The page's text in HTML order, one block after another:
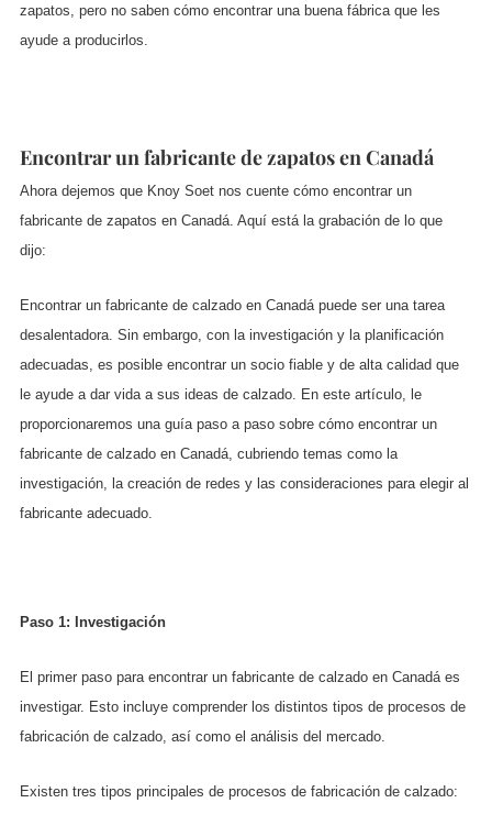
zapatos, pero no saben cómo encontrar una buena fábrica que les
ayude a producirlos.
Encontrar un fabricante de zapatos en Canadá
Ahora dejemos que Knoy Soet nos cuente cómo encontrar un
fabricante de zapatos en Canadá. Aquí está la grabación de lo que
dijo:
Encontrar un fabricante de calzado en Canadá puede ser una tarea
desalentadora. Sin embargo, con la investigación y la planificación
adecuadas, es posible encontrar un socio fiable y de alta calidad que
le ayude a dar vida a sus ideas de calzado. En este artículo, le
proporcionaremos una guía paso a paso sobre cómo encontrar un
fabricante de calzado en Canadá, cubriendo temas como la
investigación, la creación de redes y las consideraciones para elegir al
fabricante adecuado.
Paso 1: Investigación
El primer paso para encontrar un fabricante de calzado en Canadá es
investigar. Esto incluye comprender los distintos tipos de procesos de
fabricación de calzado, así como el análisis del mercado.
Existen tres tipos principales de procesos de fabricación de calzado: